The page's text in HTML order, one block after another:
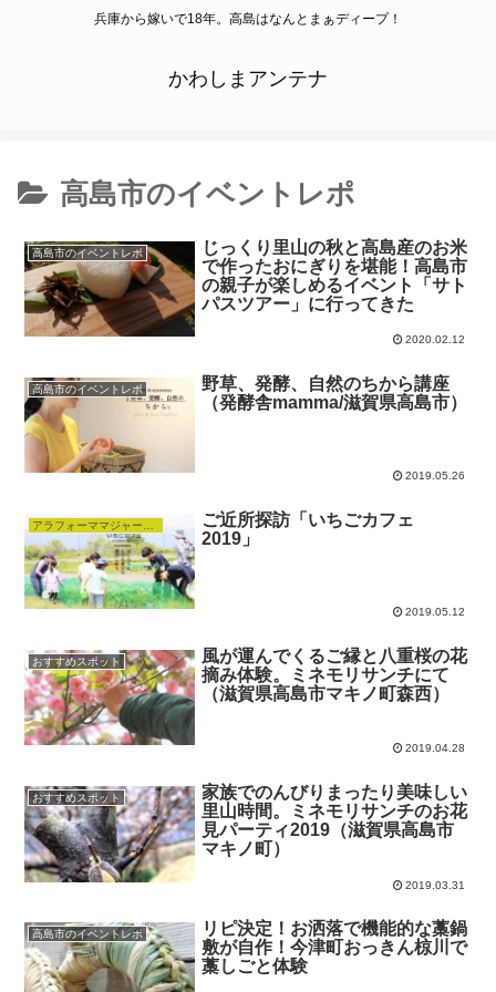
兵庫から嫁いで18年。高島はなんとまぁディープ！
かわしまアンテナ
高島市のイベントレポ
高島市のイベントレポ
じっくり里山の秋と高島産のお米
で作ったおにぎりを堪能！高島市
の親子が楽しめるイベント「サト
パスツアー」に行ってきた
2020.02.12
高島市のイベントレポ
野草、発酵、自然のちから講座
（発酵舎mamma/滋賀県高島市）
2019.05.26
ご近所探訪「いちごカフェ
2019」
2019.05.12
おすすめスポット
風が運んでくるご縁と八重桜の花
摘み体験。ミネモリサンチにて
（滋賀県高島市マキノ町森西）
2019.04.28
おすすめスポット
家族でのんびりまったり美味しい
里山時間。ミネモリサンチのお花
見パーティ2019（滋賀県高島市
マキノ町）
2019.03.31
高島市のイベントレポ
リピ決定！お洒落で機能的な藁鍋
敷が自作！今津町おっきん椋川で
藁しごと体験